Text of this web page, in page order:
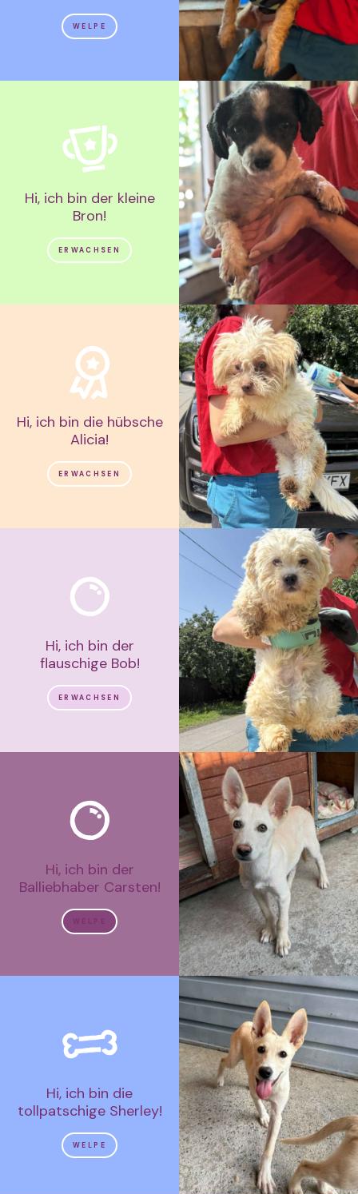
WELPE
Hi, ich bin der kleine
Bron!
ERWACHSEN
Hi, ich bin die hübsche
Alicia!
ERWACHSEN
Hi, ich bin der
flauschige Bob!
ERWACHSEN
Hi, ich bin der
Balliebhaber Carsten!
Hi, ich bin die
tollpatschige Sherley!
WELPE